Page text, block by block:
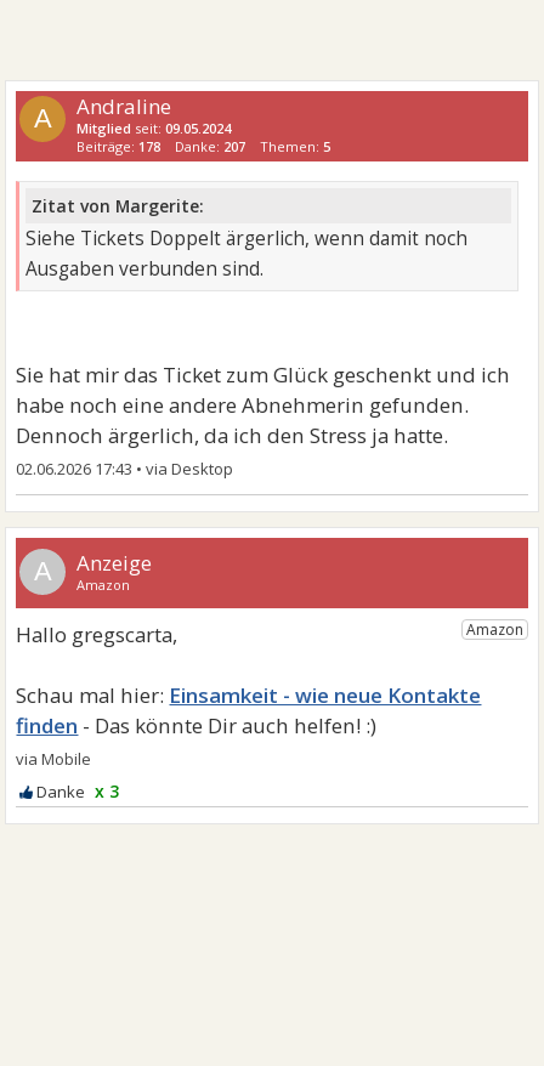
A Andraline
Mitglied seit:09.05.2024
Beiträge: 178 Danke: 207 Themen: 5
Zitat von Margerite:
Siehe Tickets Doppelt ärgerlich, wenn damit noch
Ausgaben verbunden sind.
Sie hat mir das Ticket zum Glück geschenkt und ich
habe noch eine andere Abnehmerin gefunden.
Dennoch ärgerlich, da ich den Stress ja hatte.
02.06.2026 17:43 •
A
Einsamkeit - wie neue Kontakte
finden
x 3